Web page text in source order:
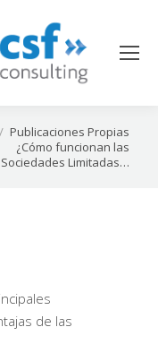
Publicaciones Propias
¿Cómo funcionan las
Sociedades Limitadas…
de las